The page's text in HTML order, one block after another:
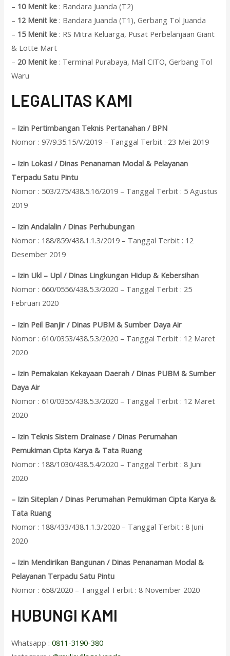
– 10 Menit ke : Bandara Juanda (T2)
– 12 Menit ke : Bandara Juanda (T1), Gerbang Tol Juanda
– 15 Menit ke : RS Mitra Keluarga, Pusat Perbelanjaan Giant
& Lotte Mart
– 20 Menit ke : Terminal Purabaya, Mall CITO, Gerbang Tol
Waru
LEGALITAS KAMI
– Izin Pertimbangan Teknis Pertanahan / BPN
Nomor : 97/9.35.15/V/2019 – Tanggal Terbit : 23 Mei 2019
– Izin Lokasi / Dinas Penanaman Modal & Pelayanan
Terpadu Satu Pintu
Nomor : 503/275/438.5.16/2019 – Tanggal Terbit : 5 Agustus
2019
– Izin Andalalin / Dinas Perhubungan
Nomor : 188/859/438.1.1.3/2019 – Tanggal Terbit : 12
Desember 2019
– Izin Ukl – Upl / Dinas Lingkungan Hidup & Kebersihan
Nomor : 660/0556/438.5.3/2020 – Tanggal Terbit : 25
Februari 2020
– Izin Peil Banjir / Dinas PUBM & Sumber Daya Air
Nomor : 610/0353/438.5.3/2020 – Tanggal Terbit : 12 Maret
2020
– Izin Pemakaian Kekayaan Daerah / Dinas PUBM & Sumber
Daya Air
Nomor : 610/0355/438.5.3/2020 – Tanggal Terbit : 12 Maret
2020
– Izin Teknis Sistem Drainase / Dinas Perumahan
Pemukiman Cipta Karya & Tata Ruang
Nomor : 188/1030/438.5.4/2020 – Tanggal Terbit : 8 Juni
2020
– Izin Siteplan / Dinas Perumahan Pemukiman Cipta Karya &
Tata Ruang
Nomor : 188/433/438.1.1.3/2020 – Tanggal Terbit : 8 Juni
2020
– Izin Mendirikan Bangunan / Dinas Penanaman Modal &
Pelayanan Terpadu Satu Pintu
Nomor : 658/2020 – Tanggal Terbit : 8 November 2020
HUBUNGI KAMI
Whatsapp :0811-3190-380